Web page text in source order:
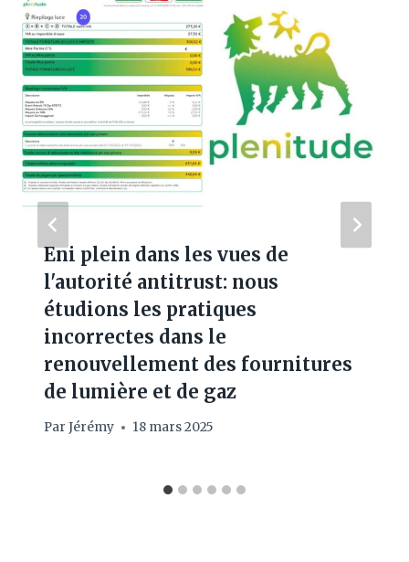
Eni plein dans les vues de
l'autorité antitrust: nous
étudions les pratiques
incorrectes dans le
renouvellement des fournitures
de lumière et de gaz
Par Jérémy 18 mars 2025